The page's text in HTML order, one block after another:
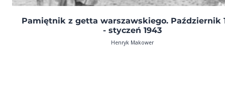
Pamiętnik z getta warszawskiego. Październik
- styczeń 1943
Henryk Makower